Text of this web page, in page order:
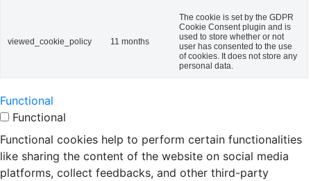
viewed_cookie_policy 11 months
The cookie is set by the GDPR
Cookie Consent plugin and is
used to store whether or not
user has consented to the use
of cookies. It does not store any
personal data.
Functional
Functional
Functional cookies help to perform certain functionalities
like sharing the content of the website on social media
platforms, collect feedbacks, and other third-party